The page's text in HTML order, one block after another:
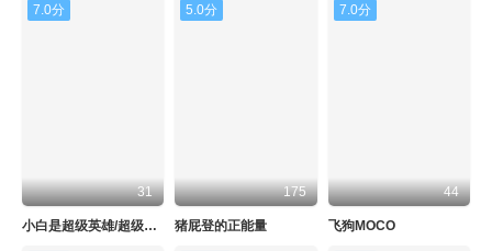
7.0分
31
小白是超级英雄/超级小白
5.0分
175
猪屁登的正能量
7.0分
44
飞狗MOCO